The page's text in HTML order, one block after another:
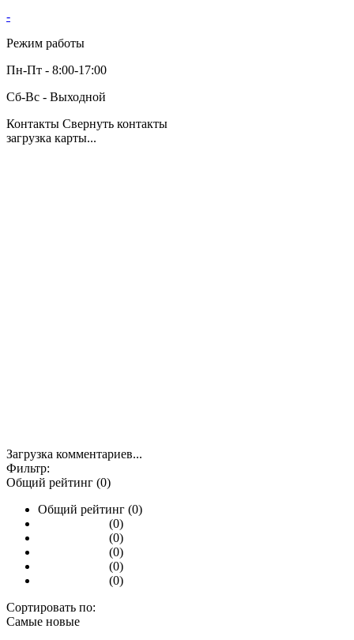
-
Режим работы
Пн-Пт - 8:00-17:00
Сб-Вс - Выходной
Контакты Свернуть контакты
загрузка карты...
Загрузка комментариев...
Фильтр:
Общий рейтинг (0)
Общий рейтинг (0)
(0)
(0)
(0)
(0)
(0)
Сортировать по:
Самые новые